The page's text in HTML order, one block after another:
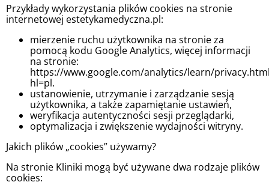
Przykłady wykorzystania plików cookies na stronie
internetowej estetykamedyczna.pl:
mierzenie ruchu użytkownika na stronie za
pomocą kodu Google Analytics, więcej informacji
na stronie:
https://www.google.com/analytics/learn/
hl=pl.
ustanowienie, utrzymanie i zarządzanie sesją
użytkownika, a także zapamiętanie ustawień,
weryfikacja autentyczności sesji przeglądarki,
optymalizacja i zwiększenie wydajności witryny.
Jakich plików „cookies” używamy?
Na stronie Kliniki mogą być używane dwa rodzaje plików
cookies: